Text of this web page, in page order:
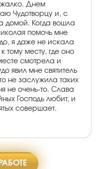
Днем
Чудотворцу и, с
домой. Когда вошла
помочь мне
я даже не искала
тому месту, где оно
смотрела и
явил мне святитель
не заслужила таких
не очень-то. Слава
Господь любит, и
совершает.